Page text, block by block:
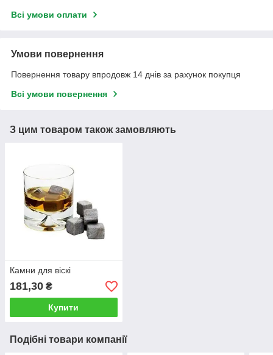
Всі умови оплати
Умови повернення
Повернення товару впродовж 14 днів за рахунок покупця
Всі умови повернення
З цим товаром також замовляють
Камни для віскі
181,30 ₴
Купити
Подібні товари компанії